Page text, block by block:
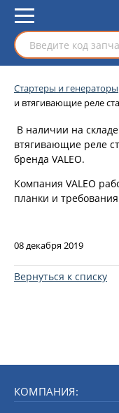
Стартеры и генераторы
и втягивающие реле
В наличии на
втягивающие реле
бренда VALEO.
Компания VALEO
планки и
08 декабря 2019
Вернуться к списку
КОМПАНИЯ: